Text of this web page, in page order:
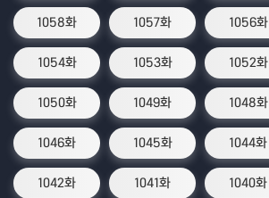
1058화 1057화 1056화
1054화 1053화 1052화
1050화 1049화 1048화
1046화 1045화 1044화
1042화 1041화 1040화